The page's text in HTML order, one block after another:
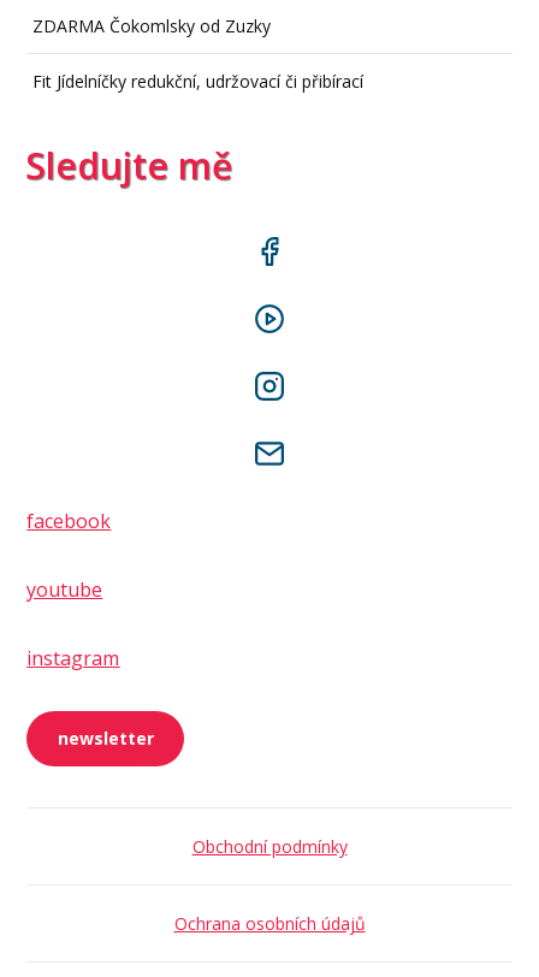
ZDARMA Čokomlsky od Zuzky
Fit Jídelníčky redukční, udržovací či přibírací
Sledujte mě
facebook
youtube
instagram
newsletter
Obchodní podmínky
Ochrana osobních údajů